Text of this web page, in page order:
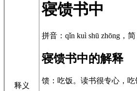
释义
寝馈书中
拼音：qǐn kuì shū zhōng，
寝馈书中的解释
馈：吃饭。读书很专心，吃